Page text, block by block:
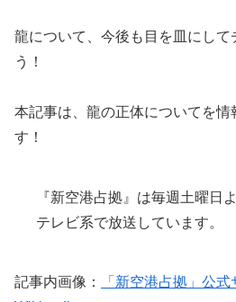
龍について、今後も目を皿にして
う！
本記事は、龍の正体についてを情
す！
『新空港占拠』は毎週土曜日
テレビ系で放送しています。
記事内画像： 「新空港占拠」公式